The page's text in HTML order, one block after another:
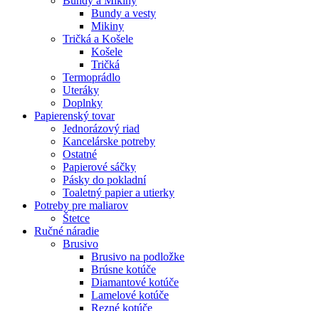
Bundy a vesty
Mikiny
Tričká a Košele
Košele
Tričká
Termoprádlo
Uteráky
Doplnky
Papierenský tovar
Jednorázový riad
Kancelárske potreby
Ostatné
Papierové sáčky
Pásky do pokladní
Toaletný papier a utierky
Potreby pre maliarov
Štetce
Ručné náradie
Brusivo
Brusivo na podložke
Brúsne kotúče
Diamantové kotúče
Lamelové kotúče
Rezné kotúče